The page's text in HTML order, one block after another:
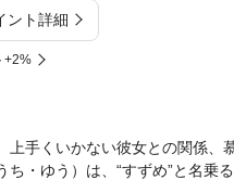
ント詳細
+2%
上手くいかない彼女との関係
・ゆう）は、“すずめ”と名乗